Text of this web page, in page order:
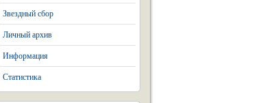
Звездный сбор
Личный архив
Информация
Статистика